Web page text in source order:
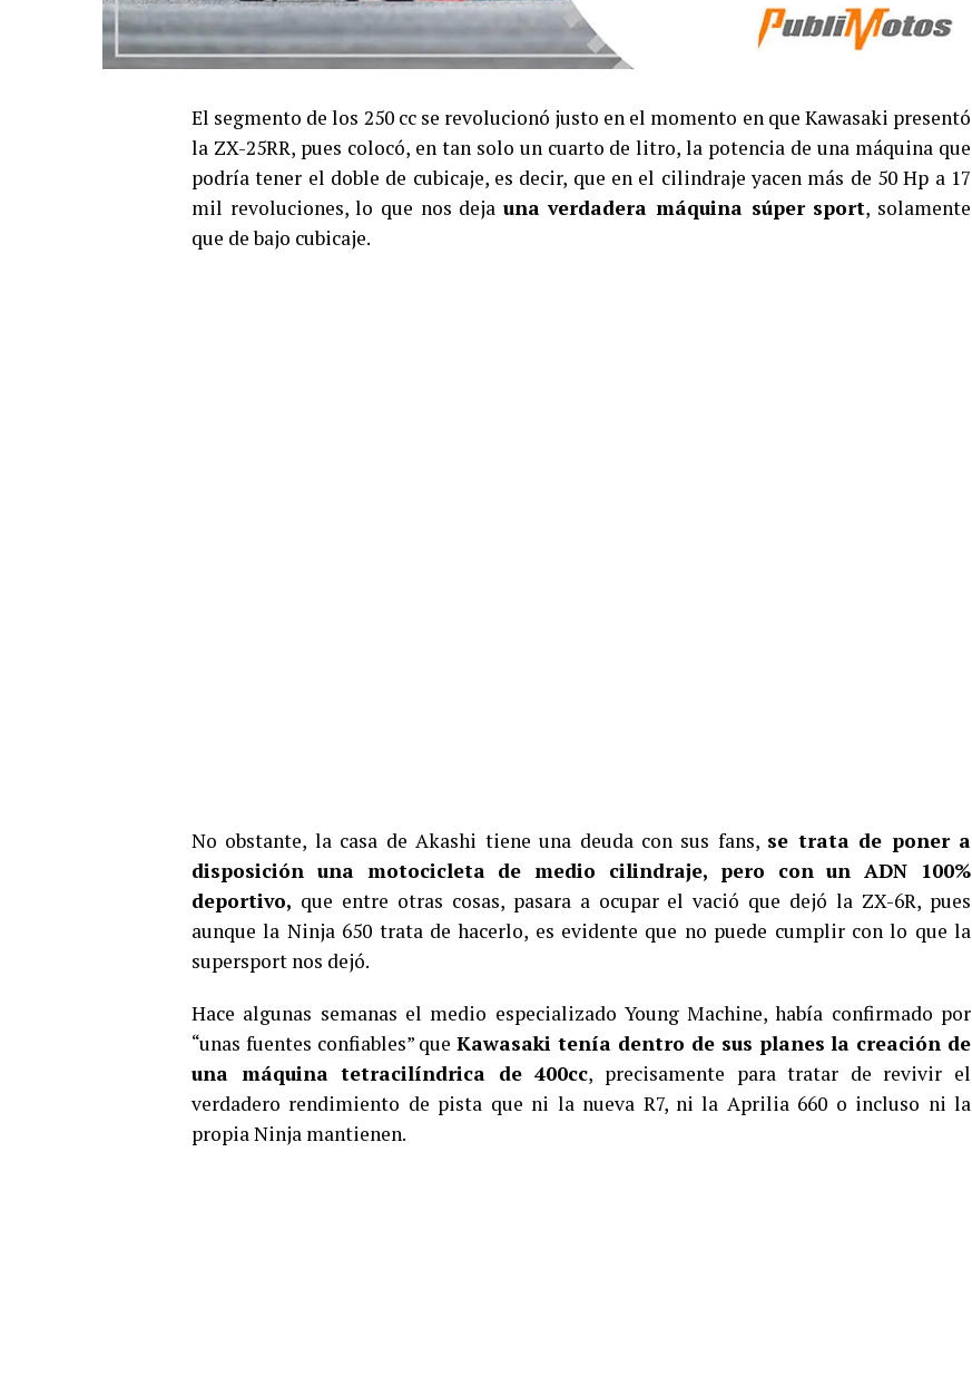
El segmento de los 250 cc se revolucionó justo en el momento en que Kawasaki presentó
la ZX-25RR, pues colocó, en tan solo un cuarto de litro, la potencia de una máquina que
podría tener el doble de cubicaje, es decir, que en el cilindraje yacen más de 50 Hp a 17
mil revoluciones, lo que nos deja una verdadera máquina súper sport, solamente
que de bajo cubicaje.
No obstante, la casa de Akashi tiene una deuda con sus fans, se trata de poner a
disposición una motocicleta de medio cilindraje, pero con un ADN 100%
deportivo, que entre otras cosas, pasara a ocupar el vació que dejó la ZX-6R, pues
aunque la Ninja 650 trata de hacerlo, es evidente que no puede cumplir con lo que la
supersport nos dejó.
Hace algunas semanas el medio especializado Young Machine, había confirmado por
“unas fuentes confiables” queKawasaki tenía dentro de sus planes la creación de
una máquina tetracilíndrica de 400cc, precisamente para tratar de revivir el
verdadero rendimiento de pista que ni la nueva R7, ni la Aprilia 660 o incluso ni la
propia Ninja mantienen.